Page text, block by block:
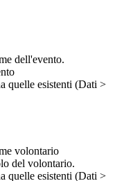
dell'evento.
quelle esistenti (Dati >
volontario
del volontario.
quelle esistenti (Dati >